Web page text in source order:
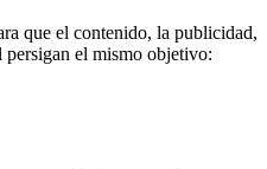
que el contenido, la publicidad,
persigan el mismo objetivo: